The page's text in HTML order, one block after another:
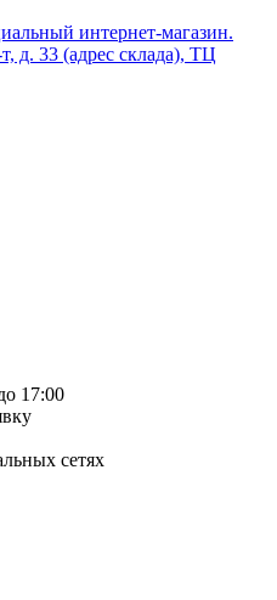
интернет-магазин.
д. 33 (адрес склада), ТЦ
17:00
сетях